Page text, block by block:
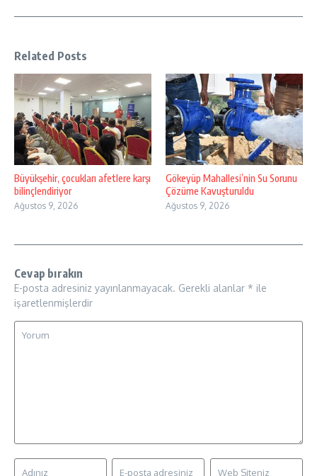
Related Posts
Büyükşehir, çocukları afetlere karşı
bilinçlendiriyor
Ağustos 9, 2026
Gökeyüp Mahallesi’nin Su Sorunu
Çözüme Kavuşturuldu
Ağustos 9, 2026
Cevap bırakın
E-posta adresiniz yayınlanmayacak. Gerekli alanlar * ile
işaretlenmişlerdir